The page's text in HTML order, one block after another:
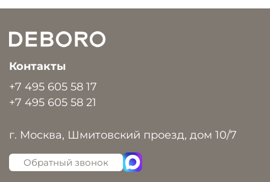
Контакты
+7 495 605 58 17
+7 495 605 58 21
г. Москва, Шмитовский проезд, дом 10/7
Обратный звонок